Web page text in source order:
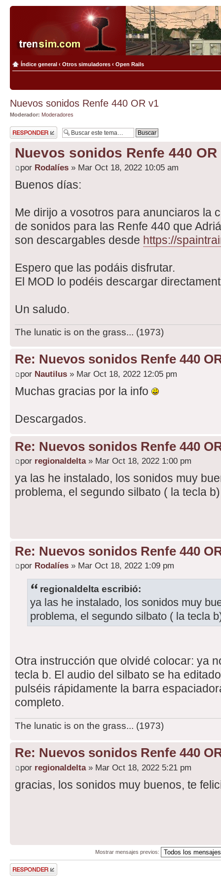
Índice general ‹ Otros simuladores ‹ Open Rails
Nuevos sonidos Renfe 440 OR v1
Moderador: Moderadores
Publicar una
respuesta
Nuevos sonidos Renfe 440 OR
por Rodalíes » Mar Oct 18, 2022 10:05 am
Buenos días:
Me dirijo a vosotros para anunciaros la
de sonidos para las Renfe 440 que
son descargables desde https://
Espero que las podáis disfrutar.
El MOD lo podéis descargar
Un saludo.
The lunatic is on the grass... (1973)
Re: Nuevos sonidos Renfe 440
por Nautilus » Mar Oct 18, 2022 12:05 pm
Muchas gracias por la info
Descargados.
Re: Nuevos sonidos Renfe 440
por regionaldelta» Mar Oct 18, 2022 1:00 pm
ya las he instalado, los sonidos muy
problema, el segundo silbato ( la tecla
Re: Nuevos sonidos Renfe 440
por Rodalíes » Mar Oct 18, 2022 1:09 pm
regionaldelta escribió:
ya las he instalado, los sonidos muy
problema, el segundo silbato ( la tecla
Otra instrucción que olvidé colocar: ya
tecla b. El audio del silbato se ha
pulséis rápidamente la barra
completo.
The lunatic is on the grass... (1973)
Re: Nuevos sonidos Renfe 440
por regionaldelta» Mar Oct 18, 2022 5:21 pm
gracias, los sonidos muy buenos, te
Mostrar mensajes previos:
Publicar una
respuesta